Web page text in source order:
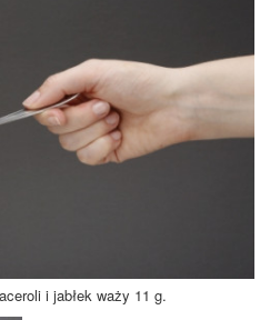
i jabłek waży 11 g.